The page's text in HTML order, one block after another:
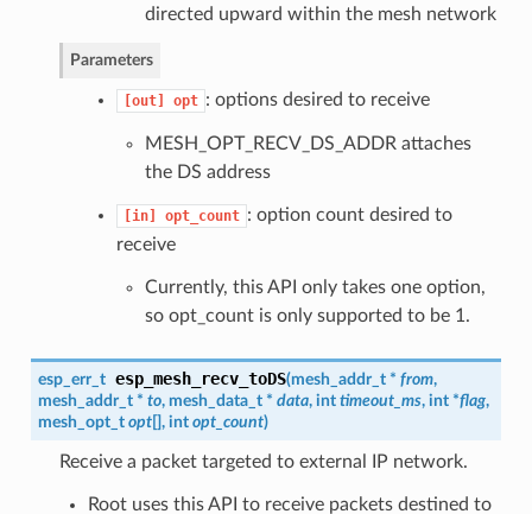
directed upward within the mesh network
Parameters
[out] opt : options desired to receive
MESH_OPT_RECV_DS_ADDR attaches
the DS address
[in] opt_count : option count desired to
receive
Currently, this API only takes one option,
so opt_count is only supported to be 1.
esp_err_t esp_mesh_recv_toDS(mesh_addr_t* from,
mesh_addr_t* to, mesh_data_t* data, int timeout_ms, int *flag,
mesh_opt_t opt[], int opt_count)
Receive a packet targeted to external IP network.
Root uses this API to receive packets destined to